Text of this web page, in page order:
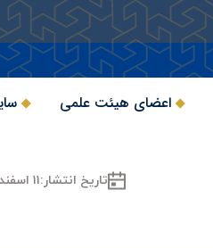
اعضای هیئت علمی
تاریخ انتشار:۱۱ اسفند ۱۴۰۰